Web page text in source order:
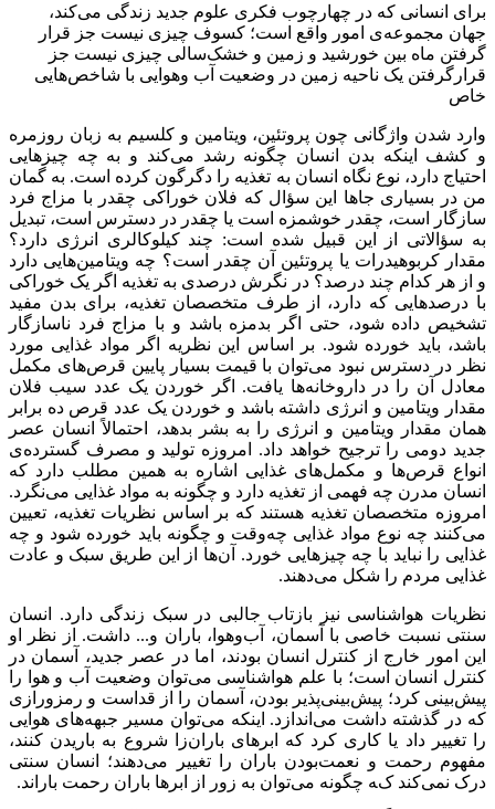
برای انسانی که در چهارچوب فکری علوم جدید زندگی می‌کند،
جهان مجموعه‌ی امور واقع است؛ کسوف چیزی نیست جز قرار
گرفتن ماه بین خورشید و زمین و خشک‌سالی چیزی نیست جز
قرارگرفتن یک ناحیه زمین در وضعیت آب وهوایی با شاخص‌هایی
خاص
وارد شدن واژگانی چون پروتئین،‌ ویتامین و کلسیم به زبان روزمره
و کشف اینکه بدن انسان چگونه رشد می‌کند و به چه چیز‌هایی
احتیاج دارد، نوع نگاه انسان به تغذیه را دگرگون کرده است. به گمان
من در بسیاری جاها این سؤال که فلان خوراکی چقدر با مزاج فرد
سازگار است، چقدر خوشمزه است یا چقدر در دسترس است، تبدیل
به سؤالاتی از این قبیل شده است: چند کیلوکالری انرژی دارد؟
مقدار کربوهیدرات یا پروتئین آن چقدر است؟ چه ویتامین‌هایی دارد
و از هر کدام چند درصد؟ در نگرش درصدی به تغذیه اگر یک خوراکی
با درصد‌هایی که دارد، از طرف متخصصان تغذیه، برای بدن مفید
تشخیص داده شود، حتی اگر بدمزه باشد و با مزاج فرد ناسازگار
باشد، باید خورده شود. بر اساس این نظریه اگر مواد غذایی مورد
نظر در دسترس نبود می‌توان با قیمت بسیار پایین قرص‌های مکمل
معادل آن را در داروخانه‌ها یافت. اگر خوردن یک عدد سیب فلان
مقدار ویتامین و انرژی داشته باشد و خوردن یک عدد قرص ده برابر
همان مقدار ویتامین و انرژی را به بشر بدهد، احتمالاً انسان عصر
جدید دومی را ترجیح خواهد داد. امروزه تولید و مصرف گسترده‌ی
انواع قرص‌ها و مکمل‌های غذایی اشاره به همین مطلب دارد که
انسان مدرن چه فهمی از تغذیه دارد و چگونه به مواد غذایی می‌نگرد.
امروزه متخصصان تغذیه هستند که بر اساس نظریات تغذیه، تعیین
می‌کنند چه نوع مواد غذایی چه‌وقت و چگونه باید خورده شود و چه
غذایی را نباید با چه چیزهایی خورد. آن‌ها از این طریق سبک و عادت
غذایی مردم را شکل می‌دهند.
نظریات هواشناسی نیز بازتاب جالبی در سبک زندگی دارد. انسان
سنتی نسبت خاصی با آسمان، آب‌وهوا، باران و... داشت. از نظر او
این امور خارج از کنترل انسان بودند، اما در عصر جدید، آسمان در
کنترل انسان است؛ ‌با علم‌ هواشناسی می‌توان وضعیت آب و هوا را
پیش‌بینی کرد؛ پیش‌بینی‌پذیر بودن، آسمان را از قداست و رمزورازی
که در گذشته داشت می‌اندازد. اینکه می‌توان مسیر جبهه‌های هوایی
را تغییر داد یا کاری کرد که ابرهای باران‌زا شروع به باریدن کنند،
مفهوم رحمت و نعمت‌بودن باران را تغییر می‌دهند؛ انسان سنتی
درک نمی‌کند که چگونه می‌توان به زور از ابرها باران رحمت باراند.